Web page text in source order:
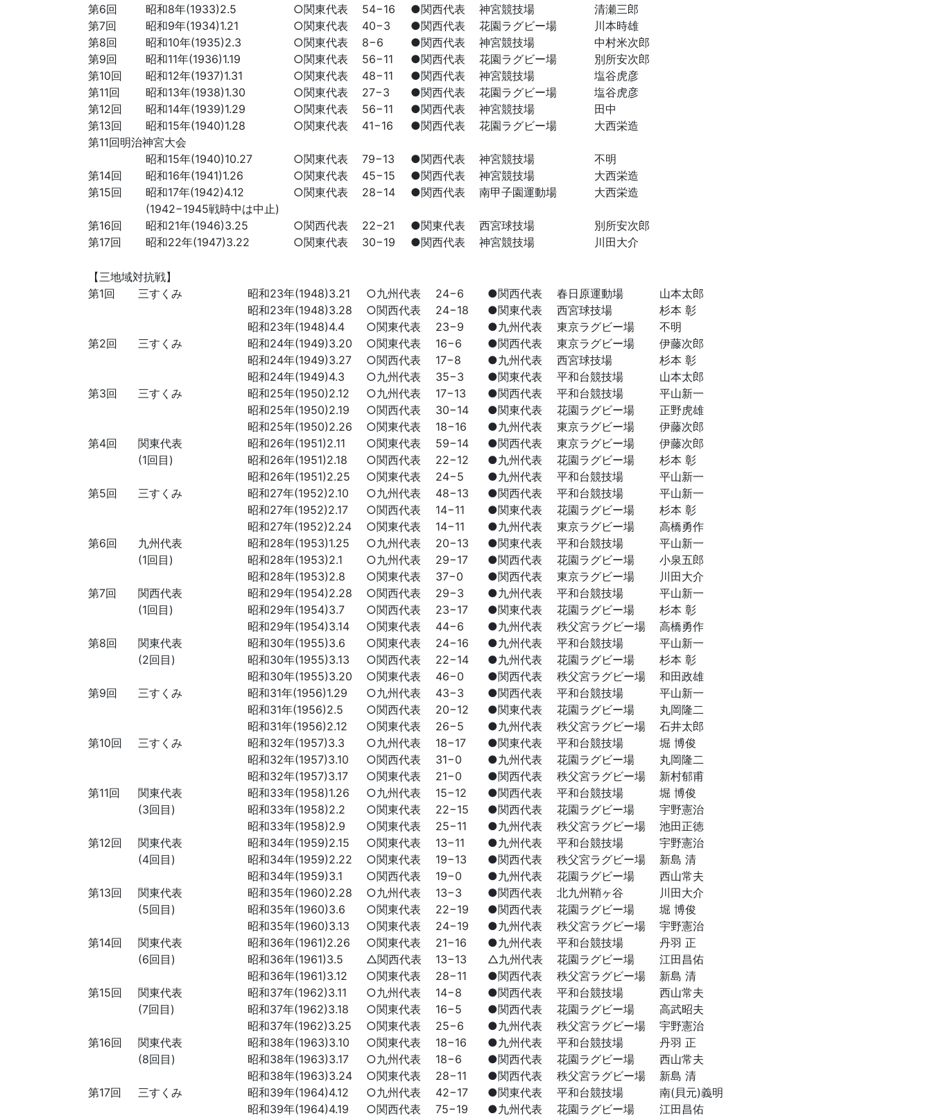
第6回
昭和8年(1933)2.5 ○関東代表 54−16 ●関西代表 神宮競技場
清瀬三郎
第7回
昭和9年(1934)1.21 ○関東代表 40−3 ●関西代表 花園ラグビー場
川本時雄
第8回
昭和10年(1935)2.3 ○関東代表 8−6 ●関西代表 神宮競技場
中村米次郎
第9回
昭和11年(1936)1.19 ○関東代表 56−11 ●関西代表 花園ラグビー場
別所安次郎
第10回
昭和12年(1937)1.31 ○関東代表 48−11 ●関西代表 神宮競技場
塩谷虎彦
第11回
昭和13年(1938)1.30 ○関東代表 27−3 ●関西代表 花園ラグビー場
塩谷虎彦
第12回
昭和14年(1939)1.29 ○関東代表 56−11 ●関西代表 神宮競技場
田中
第13回
昭和15年(1940)1.28 ○関東代表 41−16 ●関西代表 花園ラグビー場
大西栄造
第11回明治神宮大会
昭和15年(1940)10.27
○関東代表 79−13 ●関西代表 神宮競技場
不明
第14回
昭和16年(1941)1.26 ○関東代表 45−15 ●関西代表 神宮競技場
大西栄造
第15回
昭和17年(1942)4.12 ○関東代表 28−14 ●関西代表 南甲子園運動場
大西栄造
(1942−1945戦時中は中止)
第16回
昭和21年(1946)3.25 ○関西代表 22−21 ●関東代表 西宮球技場
別所安次郎
第17回
昭和22年(1947)3.22 ○関東代表 30−19 ●関西代表 神宮競技場 川田大介
【三地域対抗戦】
第1回
三すくみ 昭和23年(1948)3.21 ○九州代表 24−6 ●関西代表 春日原運動場
山本太郎
昭和23年(1948)3.28
○関西代表 24−18 ●関東代表 西宮球技場
杉本 彰
昭和23年(1948)4.4
○関東代表 23−9 ●九州代表 東京ラグビー場
不明
第2回
三すくみ 昭和24年(1949)3.20 ○関東代表 16−6 ●関西代表 東京ラグビー場
伊藤次郎
昭和24年(1949)3.27
○関西代表 17−8 ●九州代表 西宮球技場
杉本 彰
昭和24年(1949)4.3
○九州代表 35−3 ●関東代表 平和台競技場
山本太郎
第3回
三すくみ 昭和25年(1950)2.12 ○九州代表 17−13 ●関西代表 平和台競技場
平山新一
昭和25年(1950)2.19
○関西代表 30−14 ●関東代表 花園ラグビー場
正野虎雄
昭和25年(1950)2.26
○関東代表 18−16 ●九州代表 東京ラグビー場
伊藤次郎
第4回
関東代表 昭和26年(1951)2.11 ○関東代表 59−14 ●関西代表 東京ラグビー場
伊藤次郎
(1回目)
昭和26年(1951)2.18 ○関西代表 22−12 ●九州代表 花園ラグビー場
杉本 彰
昭和26年(1951)2.25
○関東代表 24−5 ●九州代表 平和台競技場
平山新一
第5回
三すくみ 昭和27年(1952)2.10 ○九州代表 48−13 ●関西代表 平和台競技場
平山新一
昭和27年(1952)2.17
○関西代表 14−11 ●関東代表 花園ラグビー場
杉本 彰
昭和27年(1952)2.24
○関東代表 14−11 ●九州代表 東京ラグビー場
高橋勇作
第6回
九州代表 昭和28年(1953)1.25 ○九州代表 20−13 ●関東代表 平和台競技場
平山新一
(1回目)
昭和28年(1953)2.1 ○九州代表 29−17 ●関西代表 花園ラグビー場
小泉五郎
昭和28年(1953)2.8
○関東代表 37−0 ●関西代表 東京ラグビー場
川田大介
第7回
関西代表 昭和29年(1954)2.28 ○関西代表 29−3 ●九州代表 平和台競技場
平山新一
(1回目)
昭和29年(1954)3.7 ○関西代表 23−17 ●関東代表 花園ラグビー場
杉本 彰
昭和29年(1954)3.14
○関東代表 44−6 ●九州代表 秩父宮ラグビー場
高橋勇作
第8回
関東代表 昭和30年(1955)3.6 ○関東代表 24−16 ●九州代表 平和台競技場
平山新一
(2回目)
昭和30年(1955)3.13 ○関西代表 22−14 ●九州代表 花園ラグビー場
杉本 彰
昭和30年(1955)3.20
○関東代表 46−0 ●関西代表 秩父宮ラグビー場
和田政雄
第9回
三すくみ 昭和31年(1956)1.29 ○九州代表 43−3 ●関西代表 平和台競技場
平山新一
昭和31年(1956)2.5
○関西代表 20−12 ●関東代表 花園ラグビー場
丸岡隆二
昭和31年(1956)2.12
○関東代表 26−5 ●九州代表 秩父宮ラグビー場
石井太郎
第10回
三すくみ 昭和32年(1957)3.3 ○九州代表 18−17 ●関東代表 平和台競技場
堀 博俊
昭和32年(1957)3.10
○関西代表 31−0 ●九州代表 花園ラグビー場
丸岡隆二
昭和32年(1957)3.17
○関東代表 21−0 ●関西代表 秩父宮ラグビー場
新村郁甫
第11回
関東代表 昭和33年(1958)1.26 ○九州代表 15−12 ●関西代表 平和台競技場
堀 博俊
(3回目)
昭和33年(1958)2.2 ○関東代表 22−15 ●関西代表 花園ラグビー場
宇野憲治
昭和33年(1958)2.9
○関東代表 25−11 ●九州代表 秩父宮ラグビー場
池田正徳
第12回
関東代表 昭和34年(1959)2.15 ○関東代表 13−11 ●九州代表 平和台競技場
宇野憲治
(4回目)
昭和34年(1959)2.22 ○関東代表 19−13 ●関西代表 秩父宮ラグビー場
新島 清
昭和34年(1959)3.1
○関西代表 19−0 ●九州代表 花園ラグビー場
西山常夫
第13回
関東代表 昭和35年(1960)2.28 ○九州代表 13−3 ●関西代表 北九州鞘ヶ谷
川田大介
(5回目)
昭和35年(1960)3.6 ○関東代表 22−19 ●関西代表 花園ラグビー場
堀 博俊
昭和35年(1960)3.13
○関東代表 24−19 ●九州代表 秩父宮ラグビー場
宇野憲治
第14回
関東代表 昭和36年(1961)2.26 ○関東代表 21−16 ●九州代表 平和台競技場
丹羽 正
(6回目)
昭和36年(1961)3.5 △関西代表 13−13 △九州代表 花園ラグビー場
江田昌佑
昭和36年(1961)3.12
○関東代表 28−11 ●関西代表 秩父宮ラグビー場
新島 清
第15回
関東代表 昭和37年(1962)3.11 ○九州代表 14−8 ●関西代表 平和台競技場
西山常夫
(7回目)
昭和37年(1962)3.18 ○関東代表 16−5 ●関西代表 花園ラグビー場
高武昭夫
昭和37年(1962)3.25
○関東代表 25−6 ●九州代表 秩父宮ラグビー場
宇野憲治
第16回
関東代表 昭和38年(1963)3.10 ○関東代表 18−16 ●九州代表 平和台競技場
丹羽 正
(8回目)
昭和38年(1963)3.17 ○九州代表 18−6 ●関西代表 花園ラグビー場
西山常夫
昭和38年(1963)3.24
○関東代表 28−11 ●関西代表 秩父宮ラグビー場
新島 清
第17回
三すくみ 昭和39年(1964)4.12 ○九州代表 42−17 ●関東代表 平和台競技場
南(貝元)義明
昭和39年(1964)4.19
○関西代表 75−19 ●九州代表 花園ラグビー場
江田昌佑